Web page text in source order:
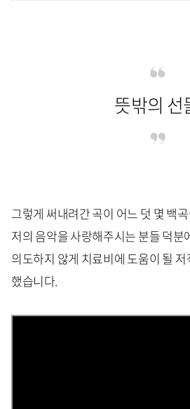
뜻밖의 선
그렇게 써내려간 곡이 어느 덧 몇 백
저의 음악을 사랑해주시는 분들 덕분
의도하지 않게 치료비에 도움이 될
했습니다.